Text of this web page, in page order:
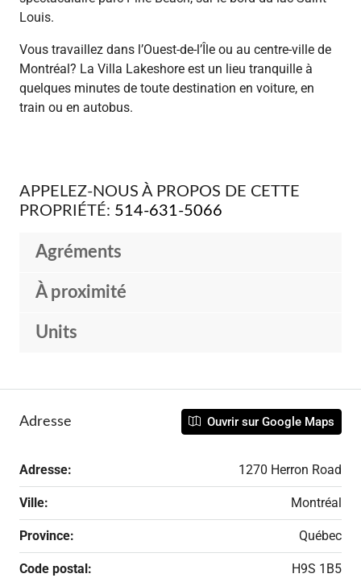
Louis.
Vous travaillez dans l’Ouest-de-l’Île ou au centre-ville de
Montréal? La Villa Lakeshore est un lieu tranquille à
quelques minutes de toute destination en voiture, en
train ou en autobus.
APPELEZ-NOUS À PROPOS DE CETTE
PROPRIÉTÉ: 514-631-5066
Agréments
À proximité
Units
Adresse Ouvrir sur Google Maps
Adresse: 1270 Herron Road
Ville: Montréal
Province: Québec
Code postal: H9S 1B5